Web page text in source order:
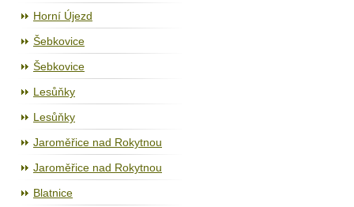
Horní Újezd
Šebkovice
Šebkovice
Lesůňky
Lesůňky
Jaroměřice nad Rokytnou
Jaroměřice nad Rokytnou
Blatnice